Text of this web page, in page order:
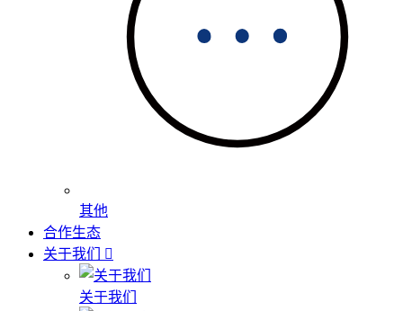
其他
合作生态
关于我们
关于我们